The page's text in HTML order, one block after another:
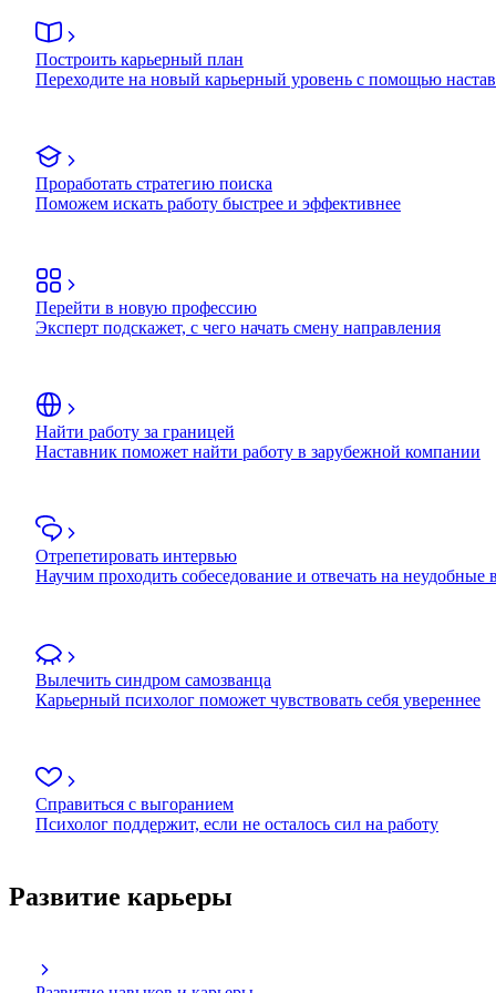
Построить карьерный план
Переходите на новый карьерный уровень с помощью
Проработать стратегию поиска
Поможем искать работу быстрее и эффективнее
Перейти в новую профессию
Эксперт подскажет, с чего начать смену направления
Найти работу за границей
Наставник поможет найти работу в зарубежной компании
Отрепетировать интервью
Научим проходить собеседование и отвечать на неудобные
Вылечить синдром самозванца
Карьерный психолог поможет чувствовать себя увереннее
Справиться с выгоранием
Психолог поддержит, если не осталось сил на работу
Развитие карьеры